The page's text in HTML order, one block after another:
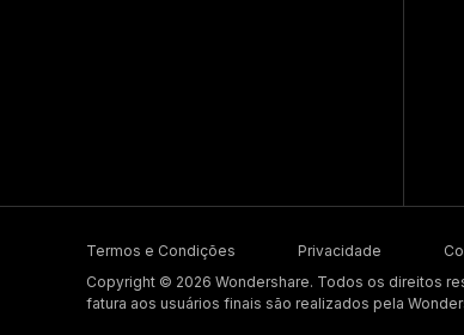
Termos e Condições Privacidade
Copyright © 2026 Wondershare. Todos os direitos
fatura aos usuários finais são realizados pela